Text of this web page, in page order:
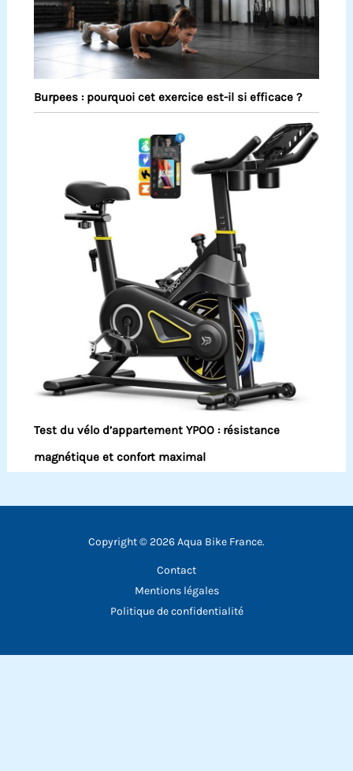
Burpees : pourquoi cet exercice est-il si efficace ?
Test du vélo d’appartement YPOO : résistance
magnétique et confort maximal
Copyright © 2026 Aqua Bike France.
Contact
Mentions légales
Politique de confidentialité